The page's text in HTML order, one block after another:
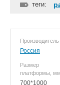
теги:
Производитель
Россия
Размер
платформы, мм
700*1000